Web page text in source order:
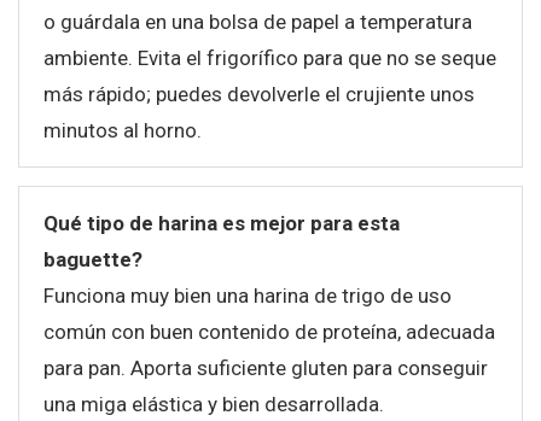
o guárdala en una bolsa de papel a temperatura
ambiente. Evita el frigorífico para que no se seque
más rápido; puedes devolverle el crujiente unos
minutos al horno.
Qué tipo de harina es mejor para esta
baguette?
Funciona muy bien una harina de trigo de uso
común con buen contenido de proteína, adecuada
para pan. Aporta suficiente gluten para conseguir
una miga elástica y bien desarrollada.